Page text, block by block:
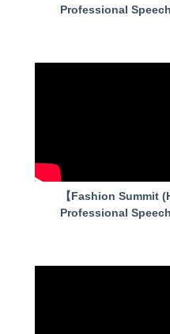
Professional
【Fashion Summit
Professional